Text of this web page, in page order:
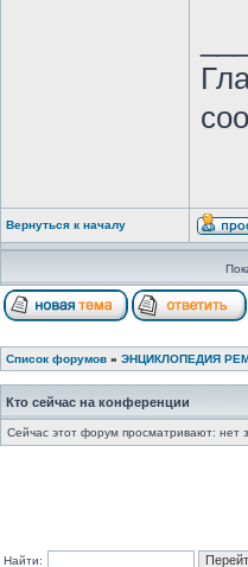
Вернуться к началу
Список форумов » ЭНЦИКЛОПЕДИЯ
Кто сейчас на конференции
Сейчас этот форум просматривают: нет
Найти: